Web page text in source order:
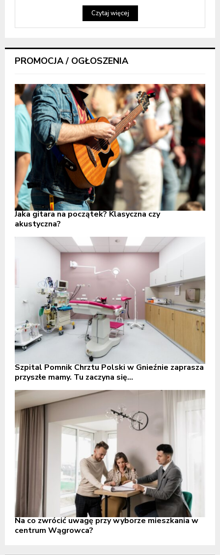
Czytaj więcej
PROMOCJA / OGŁOSZENIA
Jaka gitara na początek? Klasyczna czy
akustyczna?
Szpital Pomnik Chrztu Polski w Gnieźnie zaprasza
przyszłe mamy. Tu zaczyna się...
Na co zwrócić uwagę przy wyborze mieszkania w
centrum Wągrowca?